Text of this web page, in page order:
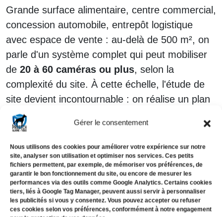
Gérer le consentement
Nous utilisons des cookies pour améliorer votre expérience sur notre
site, analyser son utilisation et optimiser nos services. Ces petits
fichiers permettent, par exemple, de mémoriser vos préférences, de
garantir le bon fonctionnement du site, ou encore de mesurer les
performances via des outils comme Google Analytics. Certains cookies
tiers, liés à Google Tag Manager, peuvent aussi servir à personnaliser
les publicités si vous y consentez. Vous pouvez accepter ou refuser
ces cookies selon vos préférences, conformément à notre engagement
Grande surface alimentaire, centre commercial,
concession automobile, entrepôt logistique
avec espace de vente : au-delà de 500 m², on
parle d'un système complet qui peut mobiliser
de 20 à 60 caméras ou plus, selon la
complexité du site. À cette échelle, l'étude de
site devient incontournable : on réalise un plan
d'implantation précis, on calcule les angles de
couverture caméra par caméra, et on conçoit
l'architecture réseau en conséquence.
Pour illustrer concrètement ce que ça
représente : il y a quelques mois, nous avons
équipé une concession automobile de la région